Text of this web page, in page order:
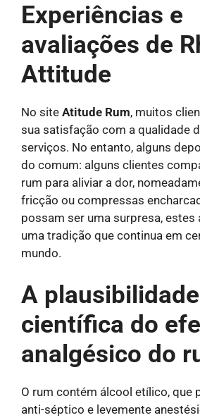
Experiências e
avaliações de
Attitude
No site Atitude Rum, muitos
sua satisfação com a qualidade
serviços. No entanto, alguns
do comum: alguns clientes
rum para aliviar a dor,
fricção ou compressas
possam ser uma surpresa, estes
uma tradição que continua em
mundo.
A plausibilidade
científica do
analgésico do
O rum contém álcool etílico, que
anti-séptico e levemente